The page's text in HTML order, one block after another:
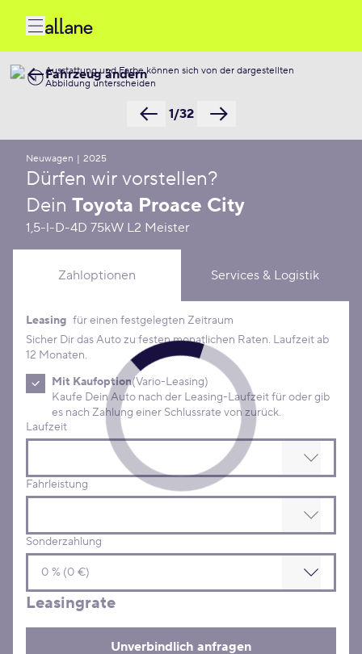
Ausstattung und Farbe können sich von der dargestellten
Abbildung unterscheiden
1/32
Fahrzeug ändern
Neuwagen | 2025
Dürfen wir vorstellen?
Dein Toyota Proace City
1,5-l-D-4D 75kW L2 Meister
Zahloptionen Services & Logistik
Leasing Konditionen
Leasing für einen festgelegten Zeitraum
Sicher Dir das Auto zu festen monatlichen Raten. Laufzeit ab
12 Monaten.
Mit Kaufoption(Vario-Leasing)
Kaufe Dein Auto nach der Leasing-Laufzeit für oder gib
es nach Zahlung einer Schlussrate von zurück.
Laufzeit
Fahrleistung
Sonderzahlung
Leasingrate
Unverbindlich anfragen